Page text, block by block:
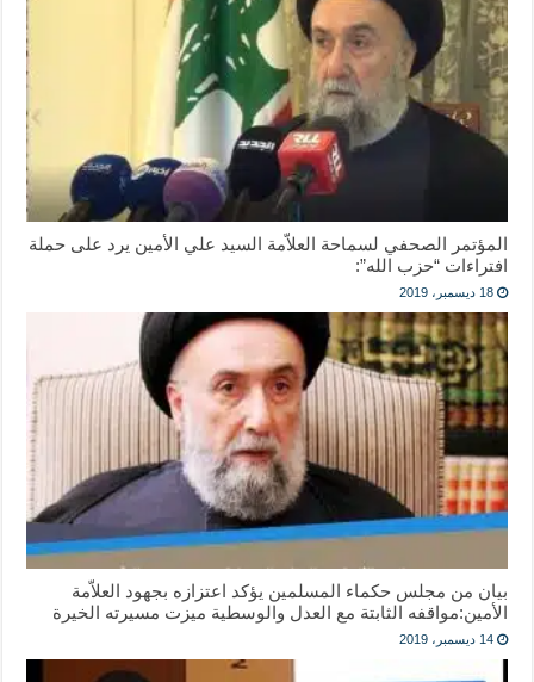
المؤتمر الصحفي لسماحة العلاّمة السيد علي الأمين يرد على حملة
افتراءات “حزب الله”:
18 ديسمبر، 2019
بيان من ‎مجلس حكماء المسلمين يؤكد اعتزازه بجهود العلاّمة
الأمين:مواقفه الثابتة مع العدل والوسطية ميزت مسيرته الخيرة
14 ديسمبر، 2019